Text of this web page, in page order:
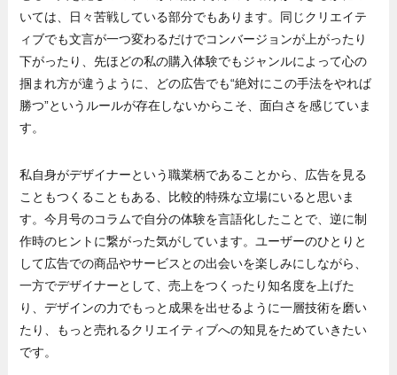
いては、日々苦戦している部分でもあります。同じクリエイテ
ィブでも文言が一つ変わるだけでコンバージョンが上がったり
下がったり、先ほどの私の購入体験でもジャンルによって心の
掴まれ方が違うように、どの広告でも“絶対にこの手法をやれば
勝つ”というルールが存在しないからこそ、面白さを感じていま
す。
私自身がデザイナーという職業柄であることから、広告を見る
こともつくることもある、比較的特殊な立場にいると思いま
す。今月号のコラムで自分の体験を言語化したことで、逆に制
作時のヒントに繋がった気がしています。ユーザーのひとりと
して広告での商品やサービスとの出会いを楽しみにしながら、
一方でデザイナーとして、売上をつくったり知名度を上げた
り、デザインの力でもっと成果を出せるように一層技術を磨い
たり、もっと売れるクリエイティブへの知見をためていきたい
です。